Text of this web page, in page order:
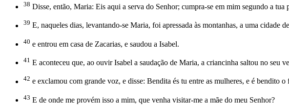
38 Disse, então, Maria: Eis aqui a serva do Senhor; cumpra-se em mim segundo a tua
39 E, naqueles dias, levantando-se Maria, foi apressada às montanhas, a uma cidade
40 e entrou em casa de Zacarias, e saudou a Isabel.
41 E aconteceu que, ao ouvir Isabel a saudação de Maria, a criancinha saltou no seu
42 e exclamou com grande voz, e disse: Bendita és tu entre as mulheres, e é bendito
43 E de onde me provém isso a mim, que venha visitar-me a mãe do meu Senhor?